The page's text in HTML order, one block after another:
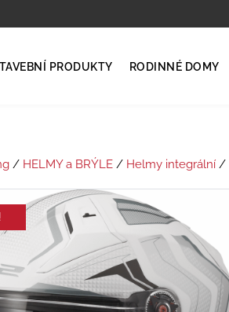
PRODUKTY RODINNÉ DOMY
/ HELMY a BRÝLE/ Helmy integrální/